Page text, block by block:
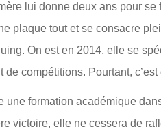
lui donne deux ans pour
plaque tout et se consacre
On est en 2014, elle se
de compétitions. Pourtant,
une formation académique
victoire, elle ne cessera de